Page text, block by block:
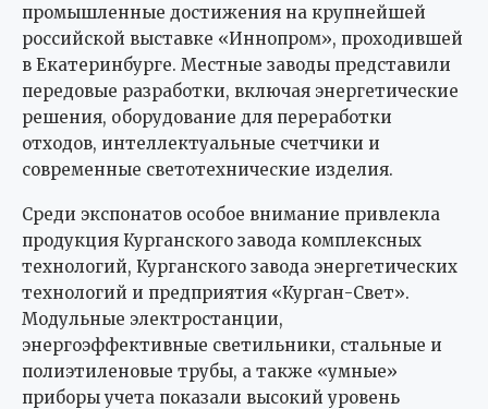
промышленные достижения на крупнейшей
российской выставке «Иннопром», проходившей
в Екатеринбурге. Местные заводы представили
передовые разработки, включая энергетические
решения, оборудование для переработки
отходов, интеллектуальные счетчики и
современные светотехнические изделия.
Среди экспонатов особое внимание привлекла
продукция Курганского завода комплексных
технологий, Курганского завода энергетических
технологий и предприятия «Курган-Свет».
Модульные электростанции,
энергоэффективные светильники, стальные и
полиэтиленовые трубы, а также «умные»
приборы учета показали высокий уровень